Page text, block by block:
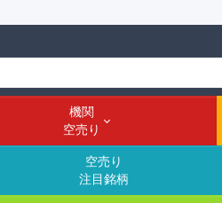
機関
空売り
空売り
注目銘柄